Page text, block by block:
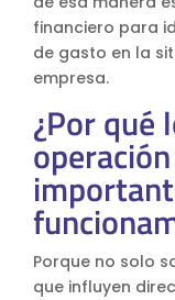
financiero para
de gasto en la
empresa.
¿Por qué
Porque no solo
que influyen